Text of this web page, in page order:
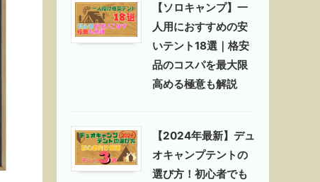
【ソロキャンプ】一
人用におすすめの安
いテント18選｜格安
品のコスパを最大限
高める極意も解説
【2024年最新】デュ
オキャンプテントの
選び方！初心者でも